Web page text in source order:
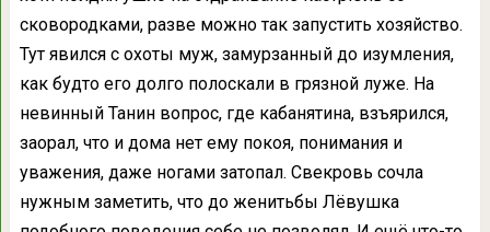
сковородками, разве можно так запустить хозяйство.
Тут явился с охоты муж, замурзанный до изумления,
как будто его долго полоскали в грязной луже. На
невинный Танин вопрос, где кабанятина, взъярился,
заорал, что и дома нет ему покоя, понимания и
уважения, даже ногами затопал. Свекровь сочла
нужным заметить, что до женитьбы Лёвушка